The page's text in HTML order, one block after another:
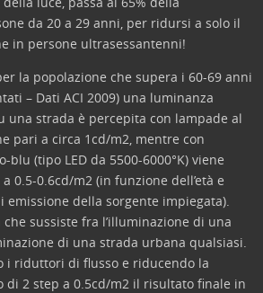
da 20 a 29 anni, per ridursi a solo il
in persone ultrasessantenni!
la popolazione che supera i 60-69 anni
– Dati ACI 2009) una luminanza
una strada è percepita con lampade al
pari a circa 1cd/m2, mentre con
blu (tipo LED da 5500-6000°K) viene
0.5-0.6cd/m2 (in funzione dell’età e
della sorgente impiegata).
sussiste fra l’illuminazione di una
di una strada urbana qualsiasi.
i riduttori di flusso e riducendo la
di 2 step a 0.5cd/m2 il risultato finale in